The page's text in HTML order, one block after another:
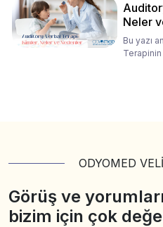
Neler
Bu yazı
ODYOMED
Görüş ve
bizim için çok